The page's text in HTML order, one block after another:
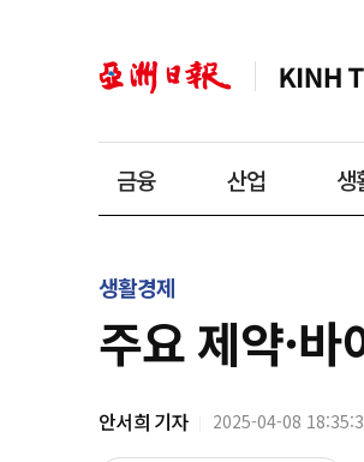
금융 산업 생
생활경제
주요 제약·
안서희 기자 2025-04-08